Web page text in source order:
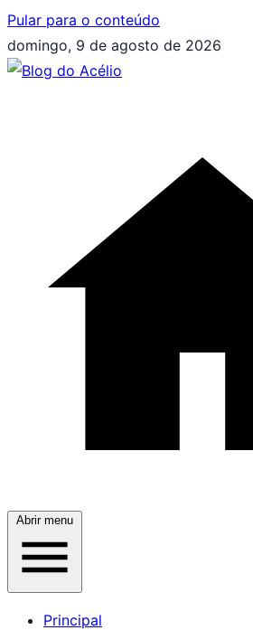
Pular para o conteúdo
domingo, 9 de agosto de 2026
Abrir menu
Principal